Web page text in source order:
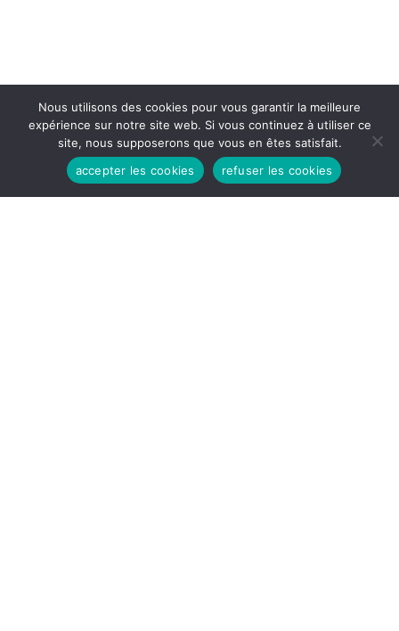
Nous utilisons des cookies pour vous garantir la meilleure
expérience sur notre site web. Si vous continuez à utiliser ce
site, nous supposerons que vous en êtes satisfait.
accepter les cookies
refuser les cookies